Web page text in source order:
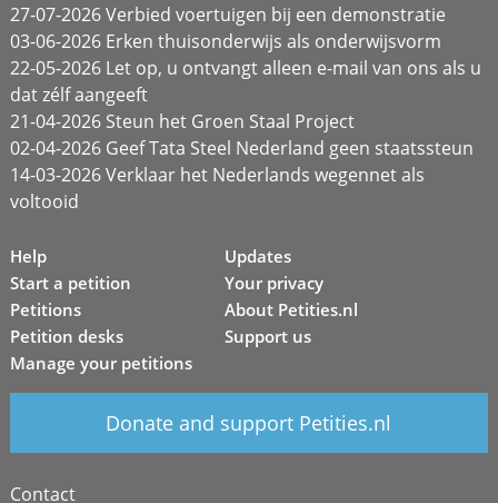
27-07-2026 Verbied voertuigen bij een demonstratie
03-06-2026 Erken thuisonderwijs als onderwijsvorm
22-05-2026 Let op, u ontvangt alleen e-mail van ons als u
dat zélf aangeeft
21-04-2026 Steun het Groen Staal Project
02-04-2026 Geef Tata Steel Nederland geen staatssteun
14-03-2026 Verklaar het Nederlands wegennet als
voltooid
Help
Start a petition
Petitions
Petition desks
Manage your petitions
Updates
Your privacy
About Petities.nl
Support us
Donate and support Petities.nl
Contact